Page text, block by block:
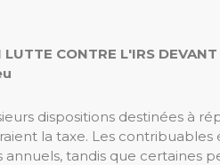
CONTRE L'IRS
dispositions destinées à
la taxe. Les
tandis que certaines